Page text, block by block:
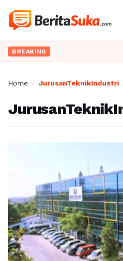
BREAKING
Home / JurusanTeknikIndustri